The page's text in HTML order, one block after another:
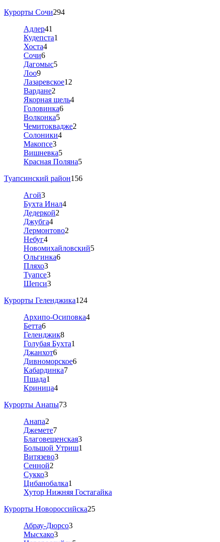
Курорты Сочи294
Адлер41
Кудепста1
Хоста4
Сочи6
Дагомыс5
Лоо9
Лазаревское12
Вардане2
Якорная щель4
Головинка6
Волконка5
Чемитоквадже2
Солоники4
Макопсе3
Вишневка5
Красная Поляна5
Туапсинский район156
Агой3
Бухта Инал4
Дедеркой2
Джубга4
Лермонтово2
Небуг4
Новомихайловский5
Ольгинка6
Пляхо3
Туапсе3
Шепси3
Курорты Геленджика124
Архипо-Осиповка4
Бетта6
Геленджик8
Голубая Бухта1
Джанхот6
Дивноморское6
Кабардинка7
Пшада1
Криница4
Курорты Анапы73
Анапа2
Джемете7
Благовещенская3
Большой Утриш1
Витязево3
Сенной2
Сукко3
Цибанобалка1
Хутор Нижняя Гостагайка
Курорты Новороссийска25
Абрау-Дюрсо3
Мысхако3